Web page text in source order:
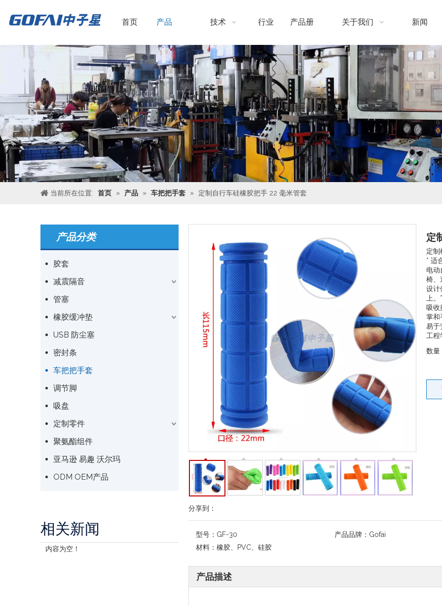
首页 产品 技术 行业 产品册 关于我们 新闻
当前所在位置: 首页 » 产品 » 车把把手套 » 定制自行车硅橡胶把手 22 毫米管套
产品分类
胶套
减震隔音
管塞
橡胶缓冲垫
USB 防尘塞
密封条
车把把手套
调节脚
吸盘
定制零件
聚氨酯组件
亚马逊 易趣 沃尔玛
ODM OEM产品
相关新闻
内容为空！
分享到：
定
定制
* 适
电动
椅、
设计
上。
吸收
掌和
易于
工程
数量
型号： GF-30 产品品牌： Gofai
材料： 橡胶、PVC、硅胶
产品描述